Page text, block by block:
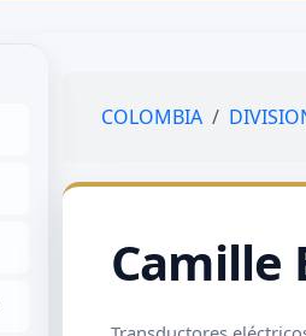
COLOMBIA
Camille